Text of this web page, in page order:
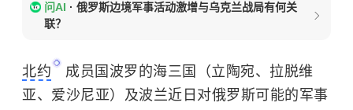
问AI · 俄罗斯边境军事活动激增与乌克兰战局有何关
联？
北约
成员国波罗的海三国（立陶宛、拉脱维
亚、爱沙尼亚）及波兰近日对俄罗斯可能的军事